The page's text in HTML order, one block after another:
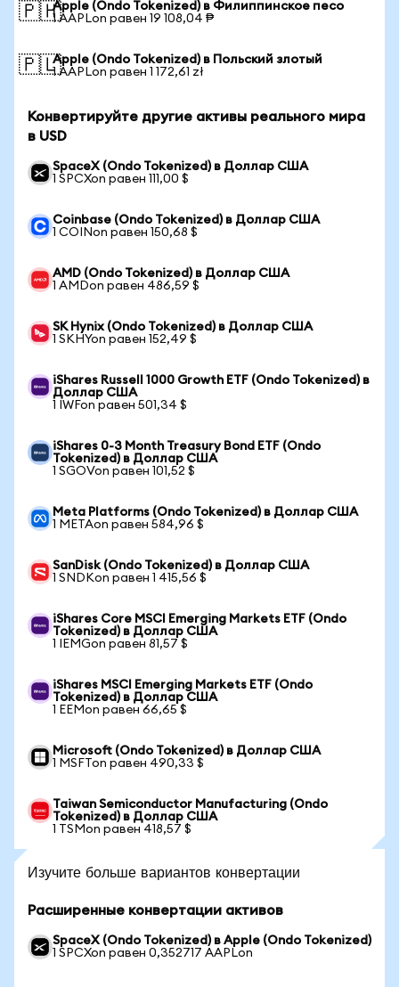
🇵🇭Apple (Ondo Tokenized) в Филиппинское песо
1 AAPLon равен 19 108,04 ₱
🇵🇱Apple (Ondo Tokenized) в Польский злотый
1 AAPLon равен 1 172,61 zł
Конвертируйте другие активы реального мира
в USD
SpaceX (Ondo Tokenized) в Доллар США
1 SPCXon равен 111,00 $
Coinbase (Ondo Tokenized) в Доллар США
1 COINon равен 150,68 $
AMD (Ondo Tokenized) в Доллар США
1 AMDon равен 486,59 $
SK Hynix (Ondo Tokenized) в Доллар США
1 SKHYon равен 152,49 $
iShares Russell 1000 Growth ETF (Ondo Tokenized) в
Доллар США
1 IWFon равен 501,34 $
iShares 0-3 Month Treasury Bond ETF (Ondo
Tokenized) в Доллар США
1 SGOVon равен 101,52 $
Meta Platforms (Ondo Tokenized) в Доллар США
1 METAon равен 584,96 $
SanDisk (Ondo Tokenized) в Доллар США
1 SNDKon равен 1 415,56 $
iShares Core MSCI Emerging Markets ETF (Ondo
Tokenized) в Доллар США
1 IEMGon равен 81,57 $
iShares MSCI Emerging Markets ETF (Ondo
Tokenized) в Доллар США
1 EEMon равен 66,65 $
Microsoft (Ondo Tokenized) в Доллар США
1 MSFTon равен 490,33 $
Taiwan Semiconductor Manufacturing (Ondo
Tokenized) в Доллар США
1 TSMon равен 418,57 $
Изучите больше вариантов конвертации
Расширенные конвертации активов
SpaceX (Ondo Tokenized) в Apple (Ondo Tokenized)
1 SPCXon равен 0,352717 AAPLon